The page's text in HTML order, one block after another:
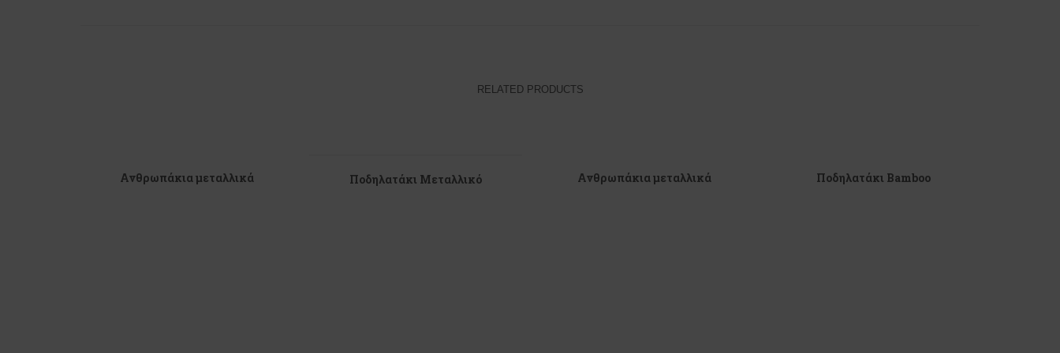
RELATED PRODUCTS
Ανθρωπάκια μεταλλικά Ποδηλατάκι Μεταλλικό Ανθρωπάκια μεταλλικά Ποδηλατάκι Βamboo